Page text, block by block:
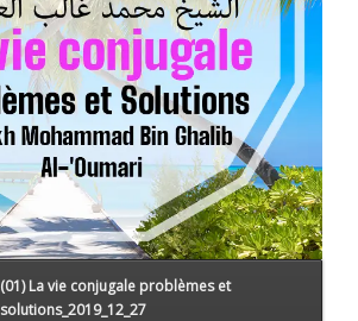
(01) La vie conjugale problèmes et
solutions_2019_12_27